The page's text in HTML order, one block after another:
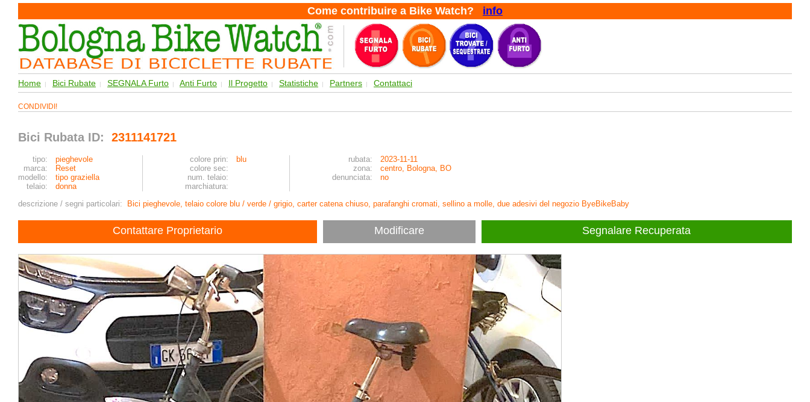
Come contribuire a Bike Watch? info
Home | Bici Rubate | SEGNALA Furto | Anti Furto | Il Progetto | Statistiche | Partners | Contattaci
CONDIVIDI!
Bici Rubata ID: 2311141721
tipo: pieghevole colore prin: blu rubata:
2023-11-11
marca:
Reset colore sec: zona:
centro, Bologna, BO
modello:
tipo graziella num. telaio: denunciata:
no
telaio:
donna
marchiatura:
descrizione / segni particolari:
Bici pieghevole, telaio colore blu / verde / grigio, carter catena chiuso, parafanghi cromati, sellino a molle, due adesivi del negozio ByeBikeBaby
Contattare Proprietario Modificare Segnalare Recuperata